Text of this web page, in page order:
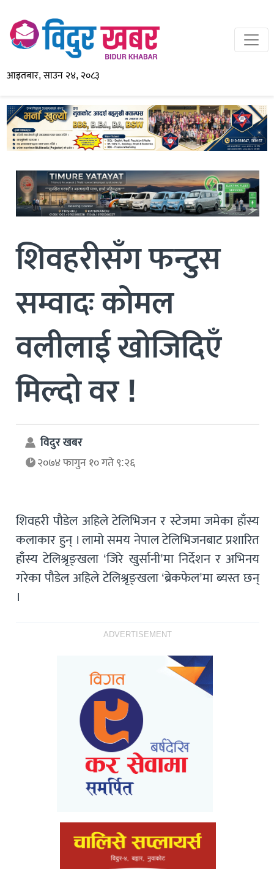
आइतबार, साउन २४, २०८३
शिवहरीसँग फन्टुस
सम्वादः कोमल
वलीलाई खोजिदिएँ
मिल्दो वर !
विदुर खबर
२०७४ फागुन १० गते ९:२६
शिवहरी पौडेल अहिले टेलिभिजन र स्टेजमा जमेका हाँस्य
कलाकार हुन् । लामो समय नेपाल टेलिभिजनबाट प्रशारित
हाँस्य टेलिश्रृङ्खला ‘जिरे खुर्सानी’मा निर्देशन र अभिनय
गरेका पौडेल अहिले टेलिश्रृङ्खला ‘ब्रेकफेल’मा ब्यस्त छन्
।
ADVERTISEMENT